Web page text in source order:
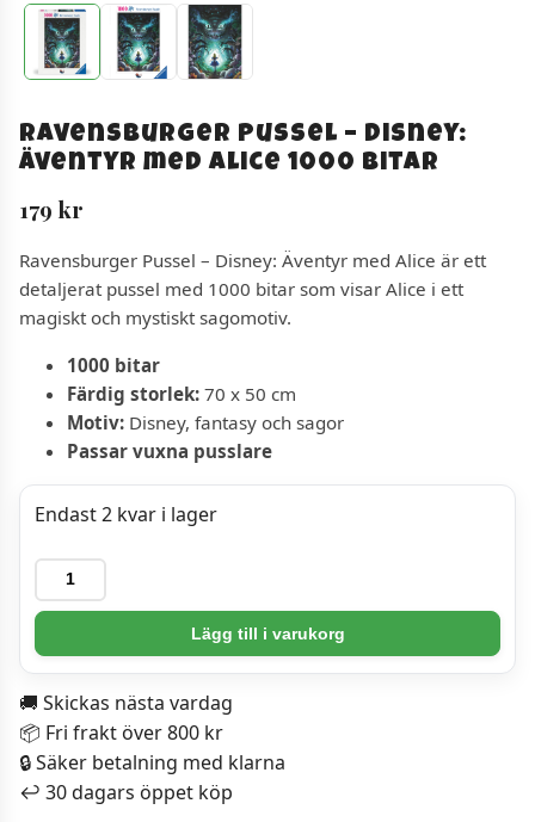
Ravensburger Pussel – Disney:
Äventyr med Alice 1000 bitar
179 kr
Ravensburger Pussel – Disney: Äventyr med Alice är ett
detaljerat pussel med 1000 bitar som visar Alice i ett
magiskt och mystiskt sagomotiv.
1000 bitar
Färdig storlek: 70 x 50 cm
Motiv: Disney, fantasy och sagor
Passar vuxna pusslare
Endast 2 kvar i lager
Ravensburger
Pussel
Disney:
Äventyr
med
Alice
1000
Lägg till i varukorg
🚚 Skickas nästa vardag
📦 Fri frakt över 800 kr
🔒 Säker betalning med klarna
↩️ 30 dagars öppet köp